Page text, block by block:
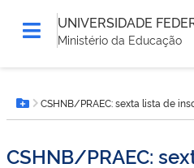
UNIVERSIDADE
Ministério da Educação
está
aqui:Botão Menu
CSHNB/PRAEC: sexta lista de
CSHNB/PRAEC: